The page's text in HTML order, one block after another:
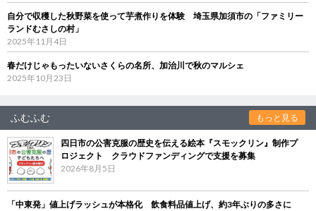
自分で収穫した秋野菜を使って芋煮作りを体験 埼玉県加須市の「ファミリー
ランドむさしの村」
2025年11月4日
春だけじゃもったいないさくらの名所、加治川で秋のマルシェ
2025年10月23日
ふむふむ もっと見る
四日市の公害克服の歴史を伝える絵本『スモックリン』制作プ
ロジェクト クラウドファンディングで支援を募集
2026年8月5日
「中東発」値上げラッシュが本格化 飲食料品値上げ、約3年ぶりの多さに